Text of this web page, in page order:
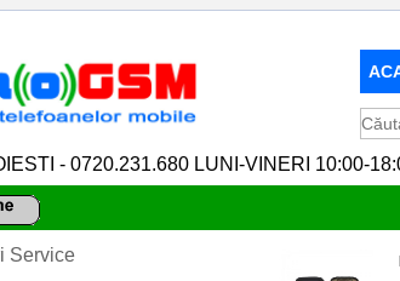
- 0720.231.680 LUNI-VINERI 10:00-
Service